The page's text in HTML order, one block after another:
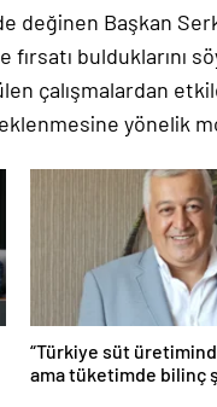
değinen Başkan
bulduklarını
çalışmalardan
yönelik
“Türkiye süt
ama tüketimde bilinç